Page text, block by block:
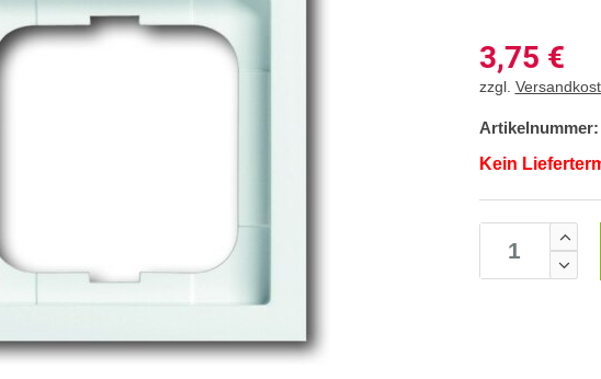
3,75 €
zzgl.
Artikelnummer:
Kein